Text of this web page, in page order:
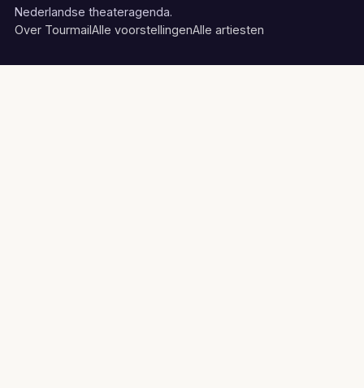
Nederlandse theateragenda.
Over TourmailAlle voorstellingenAlle artiesten